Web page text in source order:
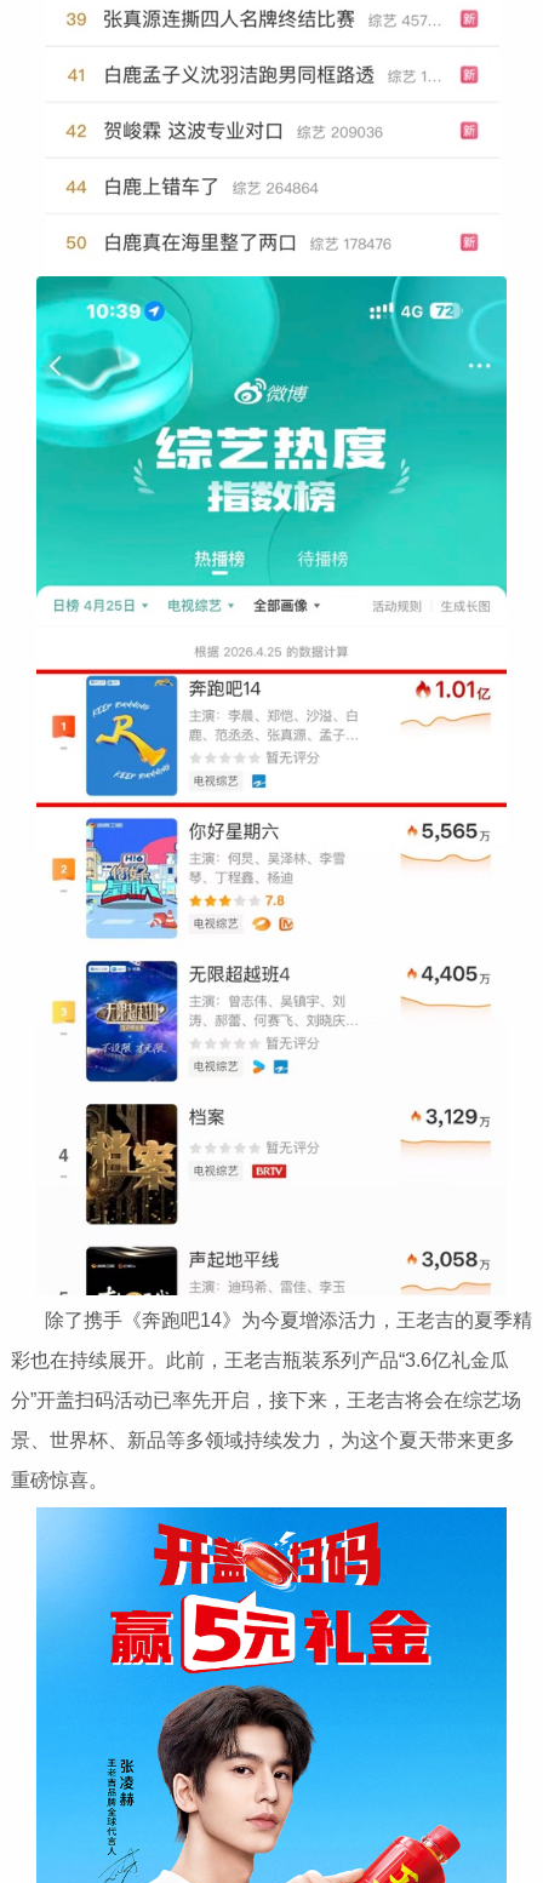
除了携手《奔跑吧14》为今夏增添活力，王老吉的夏季精
彩也在持续展开。此前，王老吉瓶装系列产品“3.6亿礼金瓜
分”开盖扫码活动已率先开启，接下来，王老吉将会在综艺场
景、世界杯、新品等多领域持续发力，为这个夏天带来更多
重磅惊喜。